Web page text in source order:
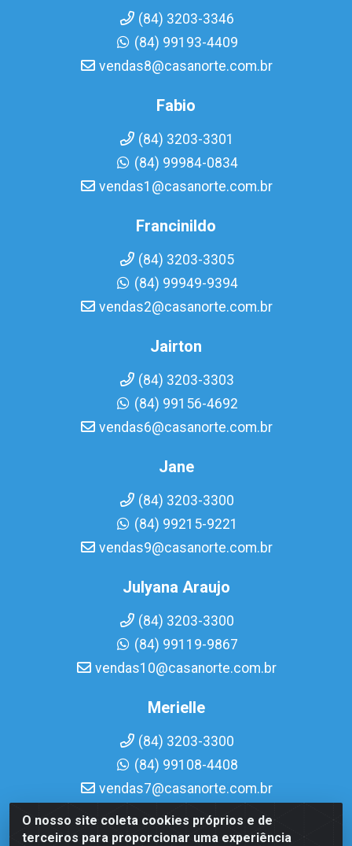
O nosso site coleta cookies próprios e de
terceiros para proporcionar uma experiência
(84) 3203-3346
(84) 99193-4409
vendas8@casanorte.com.br
Fabio
(84) 3203-3301
(84) 99984-0834
vendas1@casanorte.com.br
Francinildo
(84) 3203-3305
(84) 99949-9394
vendas2@casanorte.com.br
Jairton
(84) 3203-3303
(84) 99156-4692
vendas6@casanorte.com.br
Jane
(84) 3203-3300
(84) 99215-9221
vendas9@casanorte.com.br
Julyana Araujo
(84) 3203-3300
(84) 99119-9867
vendas10@casanorte.com.br
Merielle
(84) 3203-3300
(84) 99108-4408
vendas7@casanorte.com.br
Casa Norte LTDA - Av. Interventor Mário Câmara, 1815 -